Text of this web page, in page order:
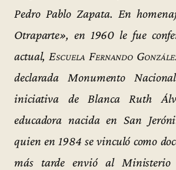
Pedro Pablo Zapata. En
Otraparte», en 1960 le fue
actual,Escuela Fernando
declarada Monumento
iniciativa de Blanca Ruth
educadora nacida en San
quien en 1984 se vinculó como
más tarde envió al